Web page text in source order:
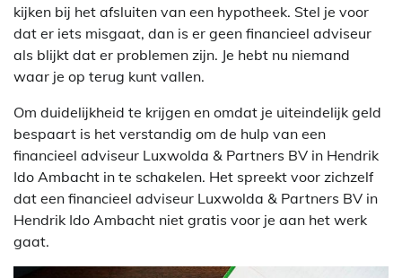
kijken bij het afsluiten van een hypotheek. Stel je voor
dat er iets misgaat, dan is er geen financieel adviseur
als blijkt dat er problemen zijn. Je hebt nu niemand
waar je op terug kunt vallen.
Om duidelijkheid te krijgen en omdat je uiteindelijk geld
bespaart is het verstandig om de hulp van een
financieel adviseur Luxwolda & Partners BV in Hendrik
Ido Ambacht in te schakelen. Het spreekt voor zichzelf
dat een financieel adviseur Luxwolda & Partners BV in
Hendrik Ido Ambacht niet gratis voor je aan het werk
gaat.